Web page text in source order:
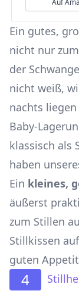
Auf
Ein gutes,
nicht nur
der
nicht weiß,
nachts
Baby-
klassisch als
haben
Ein kleines,
äußerst
zum Stillen
Stillkissen
guten
4